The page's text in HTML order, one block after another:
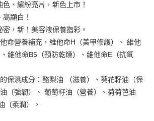
含以上)免運費
停使用7-11取貨付款配送，請使用全家
、繽紛亮片，新色上市！
顯白！
，新！美容液保養指彩。
命營養補充，維他命H（美甲修護）、 維他
維他命B5（預防乾燥）、維他命E（抗氧
保濕成分：酪梨油 （滋養）、葵花籽油（保
（強韌）、 葡萄籽油（營養）、荷荷芭油
（柔潤）。